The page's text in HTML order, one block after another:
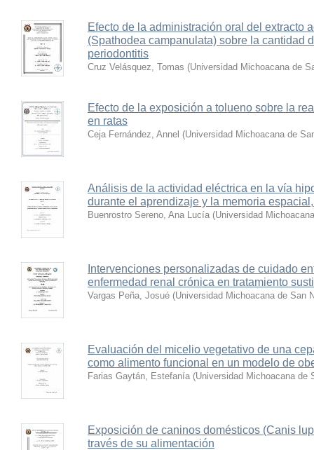
Efecto de la administración oral del extracto
(Spathodea campanulata) sobre la cantidad
periodontitis
Cruz Velásquez, Tomas (Universidad Michoacana de
Efecto de la exposición a tolueno sobre la
en ratas
Ceja Fernández, Annel (Universidad Michoacana de
Análisis de la actividad eléctrica en la vía
durante el aprendizaje y la memoria
Buenrostro Sereno, Ana Lucía (Universidad
Intervenciones personalizadas de cuidado
enfermedad renal crónica en tratamiento
Vargas Peña, Josué (Universidad Michoacana de San
Evaluación del micelio vegetativo de una
como alimento funcional en un modelo de
Farias Gaytán, Estefanía (Universidad Michoacana de
Exposición de caninos domésticos (Canis
través de su alimentación